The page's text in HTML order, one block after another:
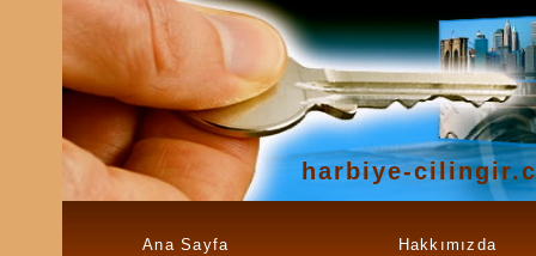
harbiye-
Ana Sayfa Hakkımızda